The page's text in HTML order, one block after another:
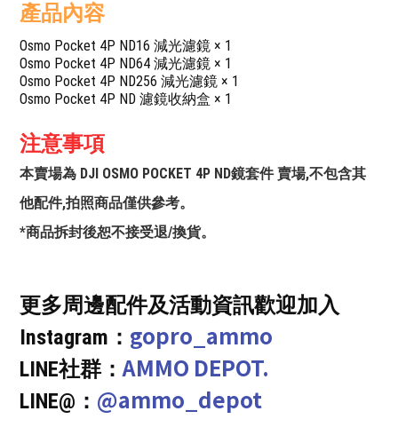
產品內容
Osmo Pocket 4P ND16 減光濾鏡 × 1
Osmo Pocket 4P ND64 減光濾鏡 × 1
Osmo Pocket 4P ND256 減光濾鏡 × 1
Osmo Pocket 4P ND 濾鏡收納盒 × 1
注意事項
本賣場為 DJI OSMO POCKET 4P ND鏡套件 賣場,不包含其
他配件,拍照商品僅供參考。
*商品拆封後恕不接受退/換貨。
更多周邊配件及活動資訊歡迎加入
Instagram： gopro_ammo
LINE社群：AMMO DEPOT.
LINE@： @ammo_depot